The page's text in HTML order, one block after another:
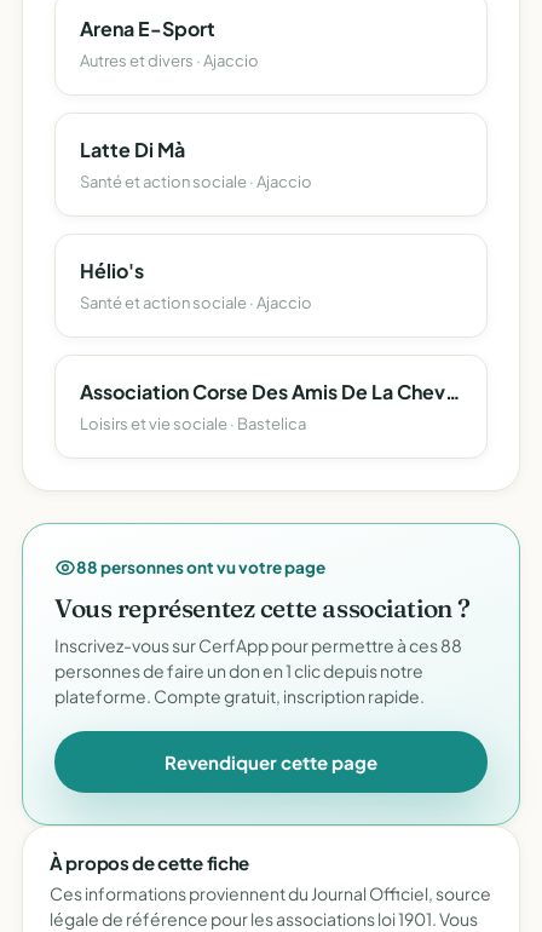
Arena E-Sport
Autres et divers · Ajaccio
Latte Di Mà
Santé et action sociale · Ajaccio
Hélio's
Santé et action sociale · Ajaccio
Association Corse Des Amis De La Chevalerie (A.c.a.c)
Loisirs et vie sociale · Bastelica
88 personnes ont vu votre page
Vous représentez cette association ?
Inscrivez-vous sur CerfApp pour permettre à ces 88
personnes de faire un don en 1 clic depuis notre
plateforme. Compte gratuit, inscription rapide.
Revendiquer cette page
À propos de cette fiche
Ces informations proviennent du Journal Officiel, source
légale de référence pour les associations loi 1901. Vous